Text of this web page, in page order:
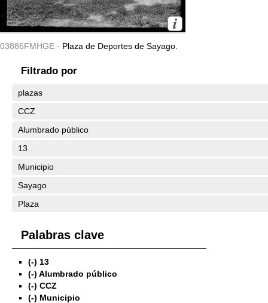
03886FMHGE - Plaza de Deportes de Sayago.
Filtrado por
plazas
CCZ
Alumbrado público
13
Municipio
Sayago
Plaza
Palabras clave
(-) 13
(-) Alumbrado público
(-) CCZ
(-) Municipio